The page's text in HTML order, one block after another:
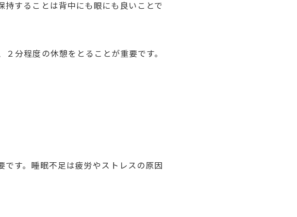
することは背中にも眼にも良いことで
分程度の休憩をとることが重要です。
す。睡眠不足は疲労やストレスの原因